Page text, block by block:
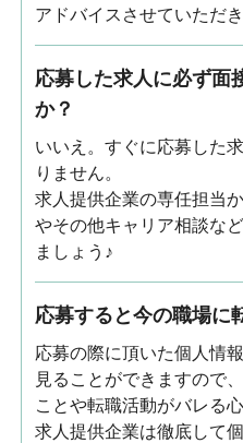
アドバイスさせていただき
応募した求人に必ず面
か？
いいえ。すぐに応募した
りません。
求人提供企業の専任担当
やその他キャリア相談な
ましょう♪
応募すると今の職場に
応募の際に頂いた個人情
見ることができますので
ことや転職活動がバレる
求人提供企業は徹底して